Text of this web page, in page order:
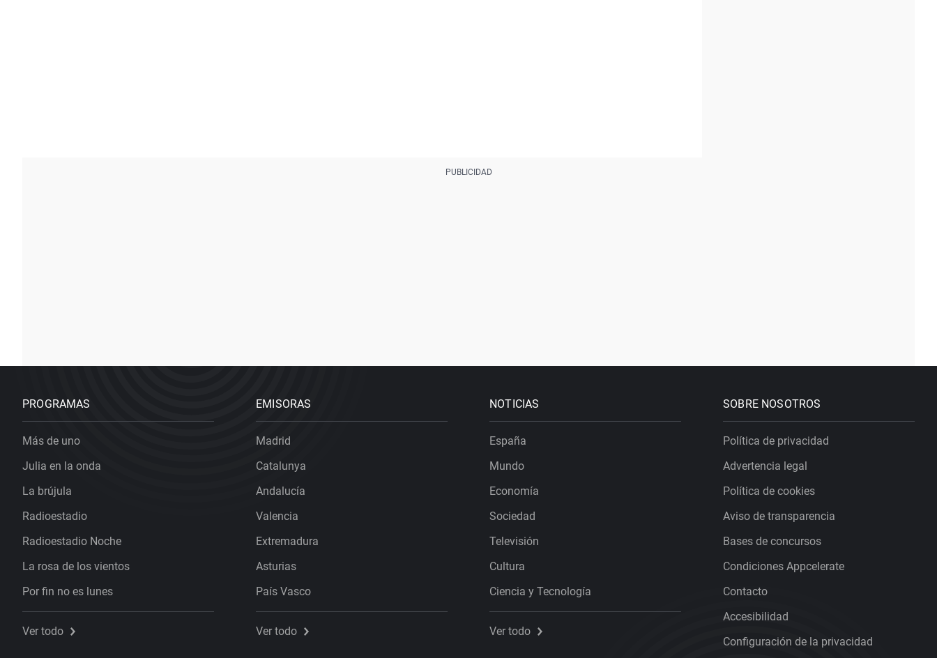
PROGRAMAS
Más de uno
Julia en la onda
La brújula
Radioestadio
Radioestadio Noche
La rosa de los vientos
Por fin no es lunes
Ver todo
EMISORAS
Madrid
Catalunya
Andalucía
Valencia
Extremadura
Asturias
País Vasco
Ver todo
NOTICIAS
España
Mundo
Economía
Sociedad
Televisión
Cultura
Ciencia y Tecnología
Ver todo
SOBRE NOSOTROS
Política de privacidad
Advertencia legal
Política de cookies
Aviso de transparencia
Bases de concursos
Condiciones Appcelerate
Contacto
Accesibilidad
Configuración de la privacidad